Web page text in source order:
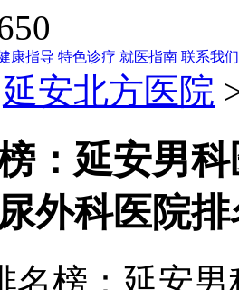
康指导 特色诊疗 就医指南 联系我们
延安北方医院
：延安男
外科医院
：延安男